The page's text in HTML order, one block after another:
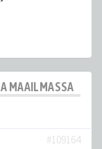
MAAILMASSA
#109164